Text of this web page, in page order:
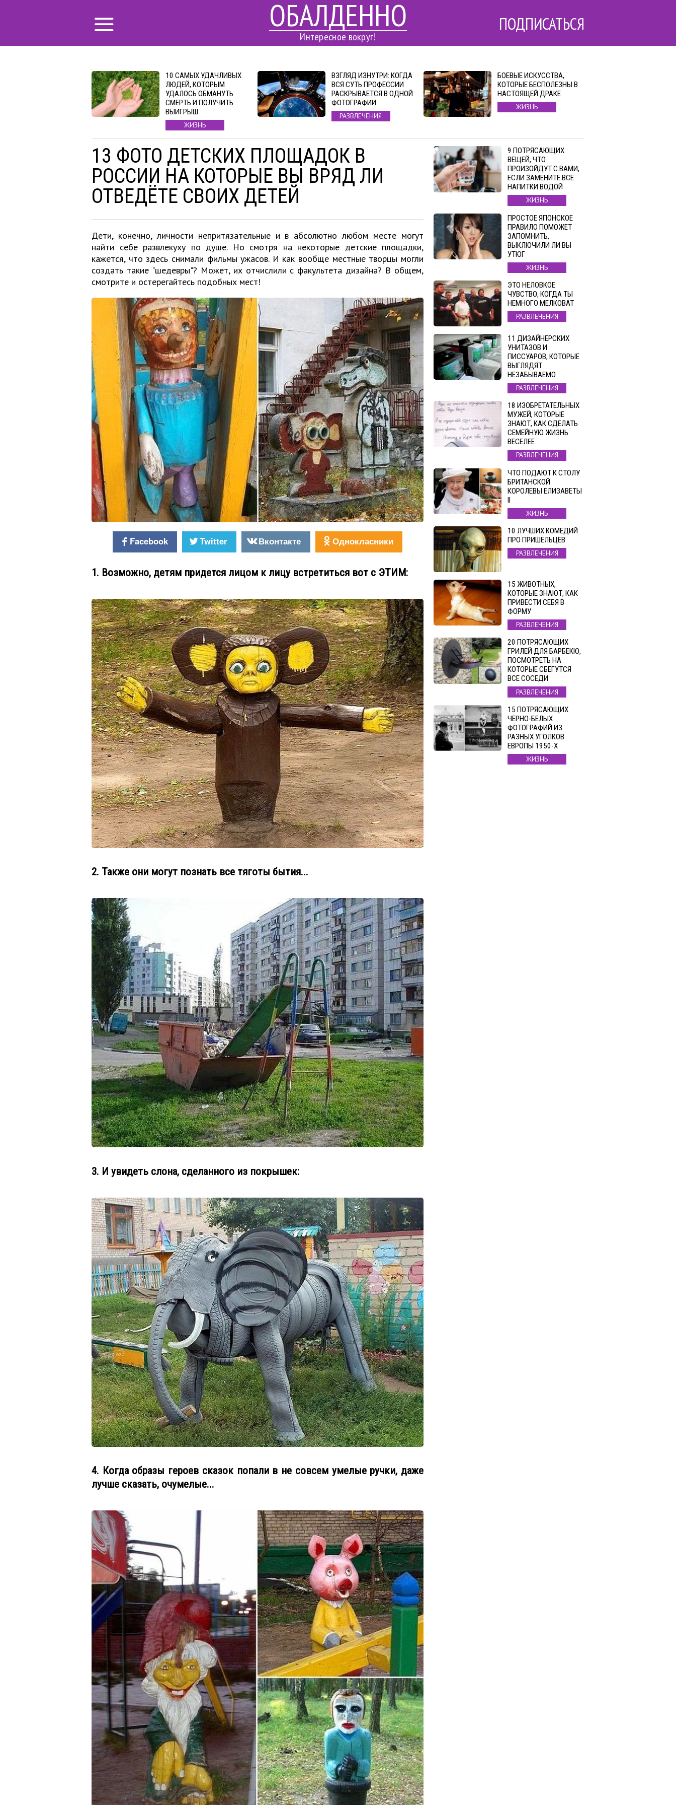
ОБАЛДЕННО
Интересное вокруг!
ПОДПИСАТЬСЯ
10 САМЫХ УДАЧЛИВЫХ
ЛЮДЕЙ, КОТОРЫМ
УДАЛОСЬ ОБМАНУТЬ
СМЕРТЬ И ПОЛУЧИТЬ
ВЫИГРЫШ
ЖИЗНЬ
ВЗГЛЯД ИЗНУТРИ: КОГДА
ВСЯ СУТЬ ПРОФЕССИИ
РАСКРЫВАЕТСЯ В ОДНОЙ
ФОТОГРАФИИ
РАЗВЛЕЧЕНИЯ
БОЕВЫЕ ИСКУССТВА,
КОТОРЫЕ БЕСПОЛЕЗНЫ В
НАСТОЯЩЕЙ ДРАКЕ
ЖИЗНЬ
13 ФОТО ДЕТСКИХ ПЛОЩАДОК В
РОССИИ НА КОТОРЫЕ ВЫ ВРЯД ЛИ
ОТВЕДЁТЕ СВОИХ ДЕТЕЙ
Дети, конечно, личности непритязательные и в абсолютно любом месте могут
найти себе развлекуху по душе. Но смотря на некоторые детские площадки,
кажется, что здесь снимали фильмы ужасов. И как вообще местные творцы могли
создать такие "шедевры"? Может, их отчислили с факультета дизайна? В общем,
смотрите и остерегайтесь подобных мест!
Facebook Twitter Вконтакте Однокласники
1. Возможно, детям придется лицом к лицу встретиться вот с ЭТИМ:
2. Также они могут познать все тяготы бытия...
3. И увидеть слона, сделанного из покрышек:
4. Когда образы героев сказок попали в не совсем умелые ручки, даже
лучше сказать, очумелые...
9 ПОТРЯСАЮЩИХ
ВЕЩЕЙ, ЧТО
ПРОИЗОЙДУТ С ВАМИ,
ЕСЛИ ЗАМЕНИТЕ ВСЕ
НАПИТКИ ВОДОЙ
ЖИЗНЬ
ПРОСТОЕ ЯПОНСКОЕ
ПРАВИЛО ПОМОЖЕТ
ЗАПОМНИТЬ,
ВЫКЛЮЧИЛИ ЛИ ВЫ
УТЮГ
ЖИЗНЬ
ЭТО НЕЛОВКОЕ
ЧУВСТВО, КОГДА ТЫ
НЕМНОГО МЕЛКОВАТ
РАЗВЛЕЧЕНИЯ
11 ДИЗАЙНЕРСКИХ
УНИТАЗОВ И
ПИССУАРОВ, КОТОРЫЕ
ВЫГЛЯДЯТ
НЕЗАБЫВАЕМО
РАЗВЛЕЧЕНИЯ
18 ИЗОБРЕТАТЕЛЬНЫХ
МУЖЕЙ, КОТОРЫЕ
ЗНАЮТ, КАК СДЕЛАТЬ
СЕМЕЙНУЮ ЖИЗНЬ
ВЕСЕЛЕЕ
РАЗВЛЕЧЕНИЯ
ЧТО ПОДАЮТ К СТОЛУ
БРИТАНСКОЙ
КОРОЛЕВЫ ЕЛИЗАВЕТЫ
II
ЖИЗНЬ
10 ЛУЧШИХ КОМЕДИЙ
ПРО ПРИШЕЛЬЦЕВ
РАЗВЛЕЧЕНИЯ
15 ЖИВОТНЫХ,
КОТОРЫЕ ЗНАЮТ, КАК
ПРИВЕСТИ СЕБЯ В
ФОРМУ
РАЗВЛЕЧЕНИЯ
20 ПОТРЯСАЮЩИХ
ГРИЛЕЙ ДЛЯ БАРБЕКЮ,
ПОСМОТРЕТЬ НА
КОТОРЫЕ СБЕГУТСЯ
ВСЕ СОСЕДИ
РАЗВЛЕЧЕНИЯ
15 ПОТРЯСАЮЩИХ
ЧЕРНО-БЕЛЫХ
ФОТОГРАФИЙ ИЗ
РАЗНЫХ УГОЛКОВ
ЕВРОПЫ 1950-Х
ЖИЗНЬ